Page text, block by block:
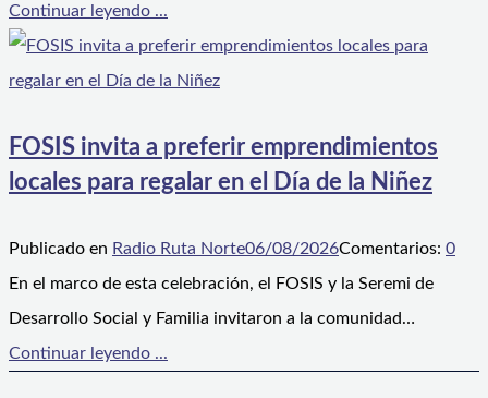
Continuar leyendo ...
FOSIS invita a preferir emprendimientos
locales para regalar en el Día de la Niñez
Publicado en Radio Ruta Norte06/08/2026Comentarios: 0
En el marco de esta celebración, el FOSIS y la Seremi de
Desarrollo Social y Familia invitaron a la comunidad…
Continuar leyendo ...